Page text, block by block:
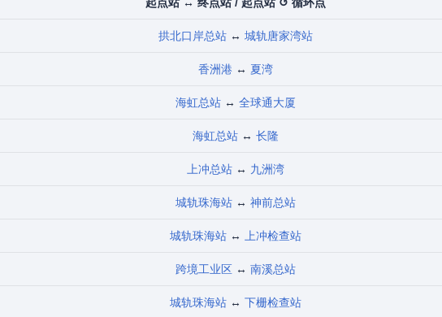
拱北口岸总站↔ 城轨唐家湾站
香洲港↔ 夏湾
海虹总站↔ 全球通大厦
海虹总站↔ 长隆
上冲总站↔ 九洲湾
城轨珠海站↔ 神前总站
城轨珠海站↔ 上冲检查站
跨境工业区↔ 南溪总站
城轨珠海站↔ 下栅检查站